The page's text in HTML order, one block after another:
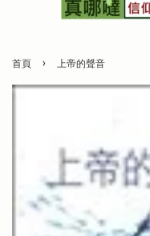
首頁 › 上帝的聲音